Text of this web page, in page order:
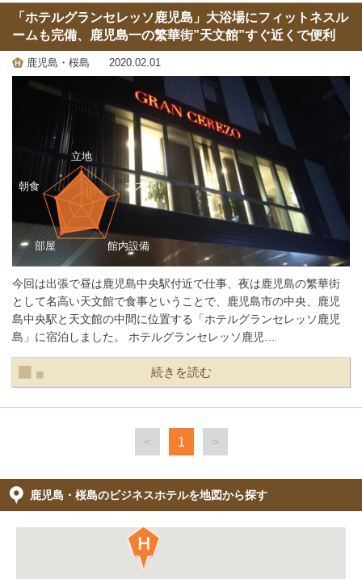
「ホテルグランセレッソ鹿児島」大浴場にフィットネスル
ームも完備、鹿児島一の繁華街”天文館”すぐ近くで便利
鹿児島・桜島 2020.02.01
今回は出張で昼は鹿児島中央駅付近で仕事、夜は鹿児島の繁華街
として名高い天文館で食事ということで、鹿児島市の中央、鹿児
島中央駅と天文館の中間に位置する「ホテルグランセレッソ鹿児
島」に宿泊しました。 ホテルグランセレッソ鹿児…
続きを読む
< 1 >
鹿児島・桜島のビジネスホテルを地図から探す